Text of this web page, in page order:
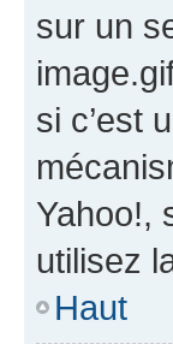
sur un
si c’est
Yahoo!,
utilisez
Haut